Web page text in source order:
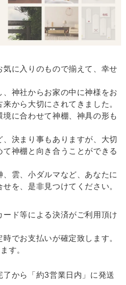
ていてくれそうな神様です。買ってよか
【 限定 福袋 】純金 & 純銀 塗り！縁起物 金銀ダルマペア［ 専用ステージ付 ］
。とても高級感があっていいです。買っ
《 幸運･厄除けの白 》
塩［ スタンダード ］ 2個セット 【 S 】
。 また商品の溶けない盛り塩は間違った
えるので安心です。 ありがとうございま
に入りのもので揃えて、幸せ
神社からお家の中に神様をお
から大切にされてきました。
に合わせて神棚、神具の形も
決まり事もありますが、大切
神棚と向き合うことができる
雲、小ダルマなど、あなたに
を、是非見つけてください。
ド等による決済がご利用頂け
でお支払いが確定致します。
す。
了から「約3営業日内」に発送